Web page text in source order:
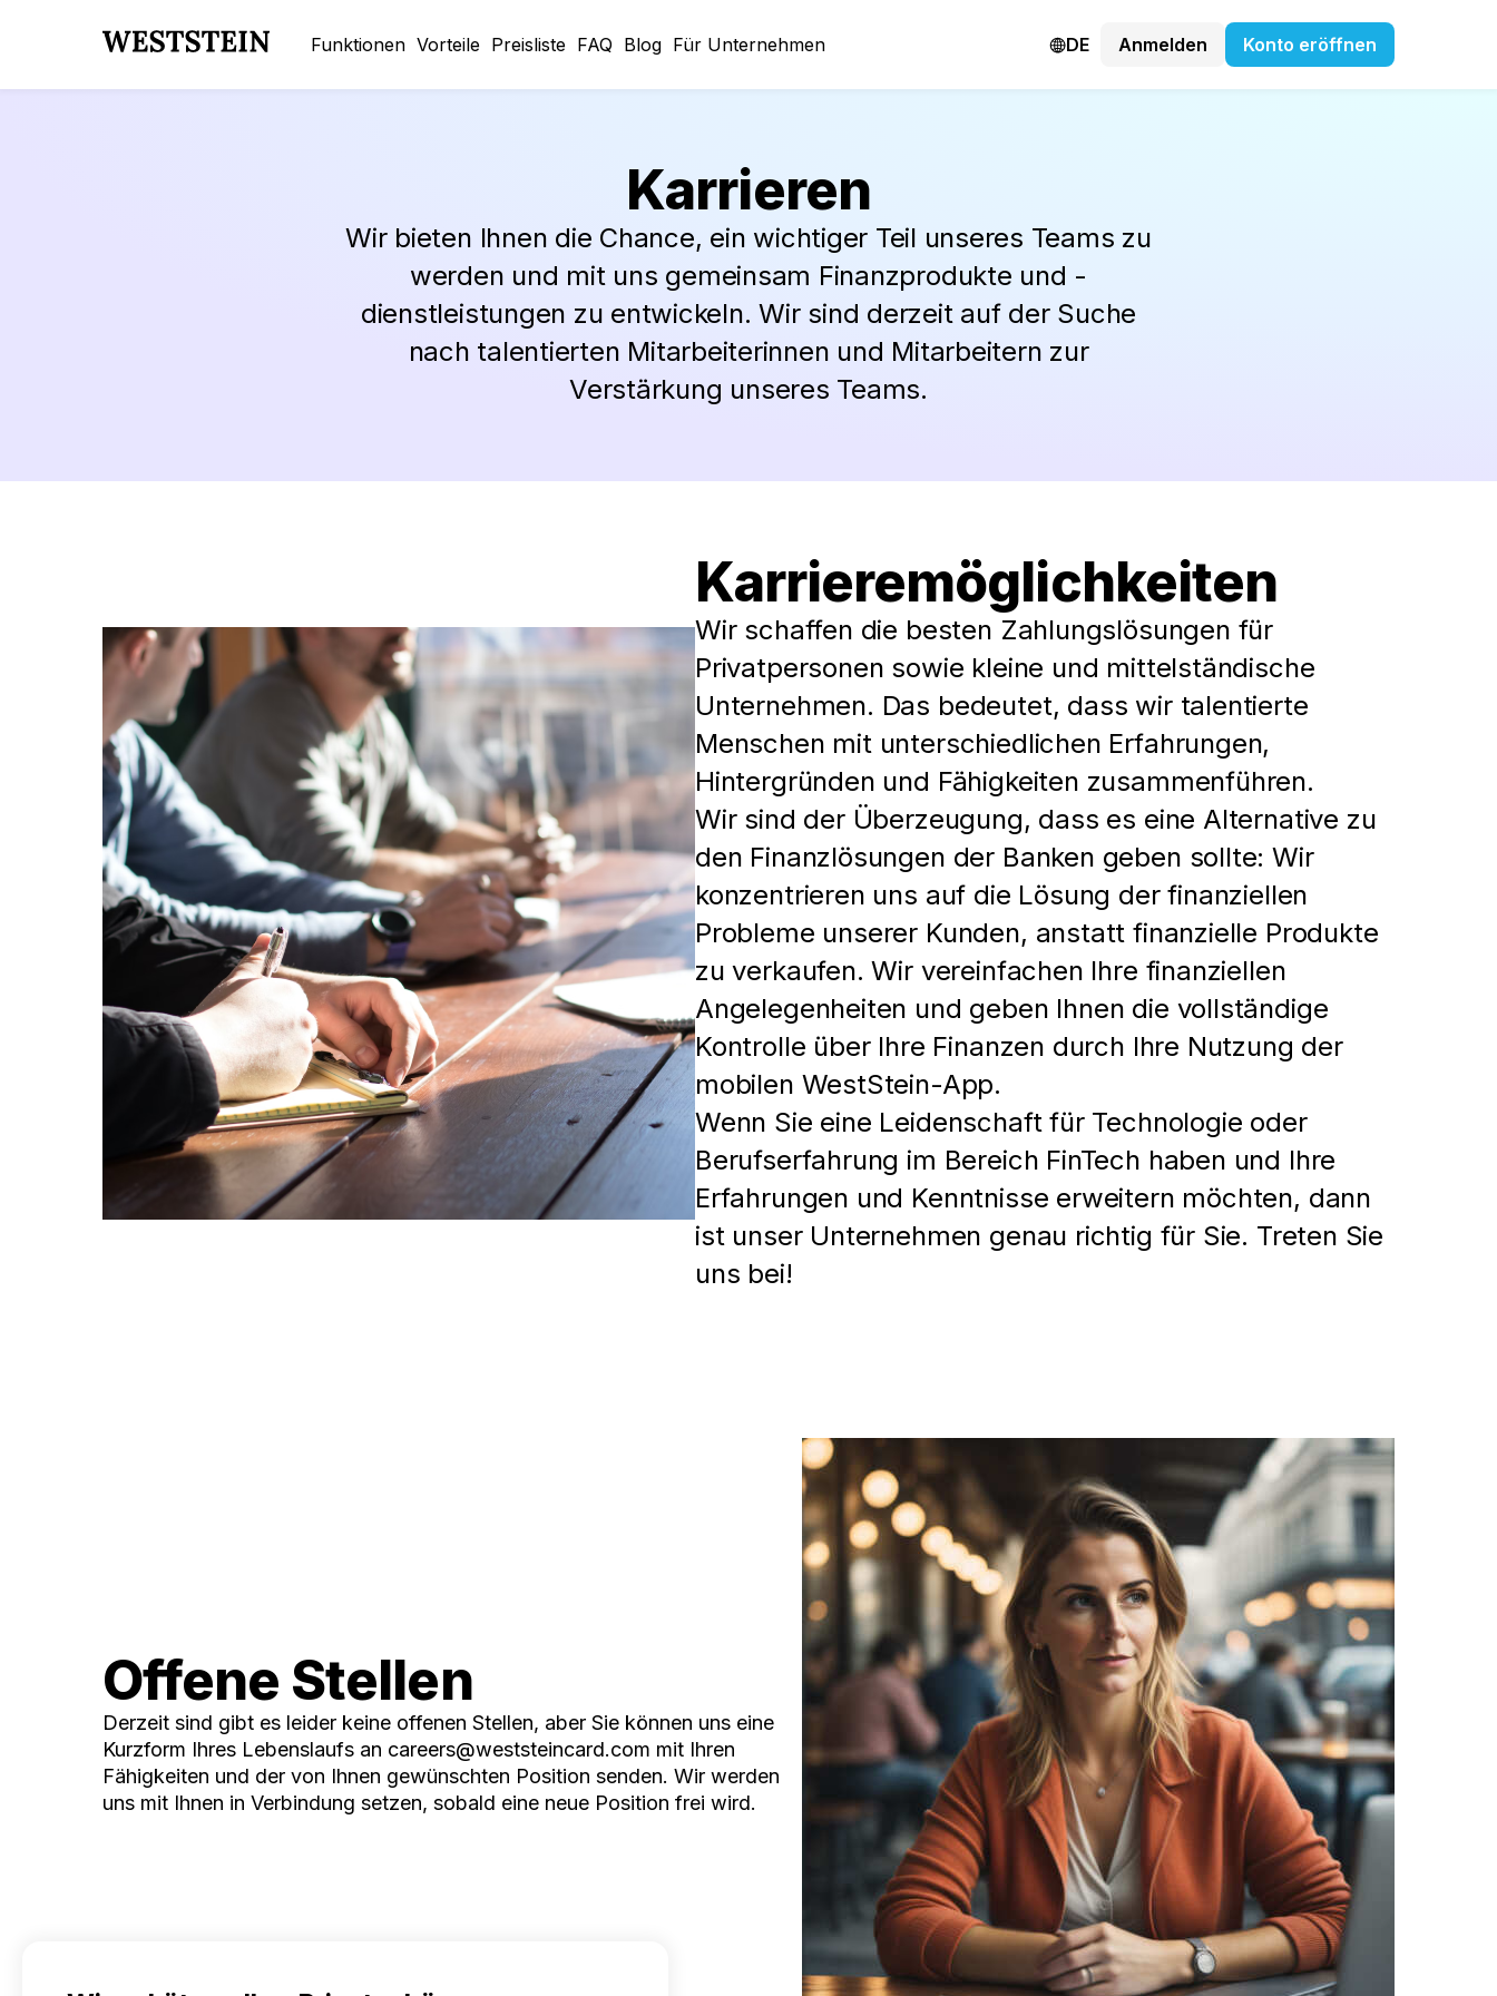
Funktionen Vorteile Preisliste FAQ Blog Für Unternehmen DE Anmelden Konto eröffnen
Karrieren
Wir bieten Ihnen die Chance, ein wichtiger Teil unseres Teams zu
werden und mit uns gemeinsam Finanzprodukte und -
dienstleistungen zu entwickeln. Wir sind derzeit auf der Suche
nach talentierten Mitarbeiterinnen und Mitarbeitern zur
Verstärkung unseres Teams.
Karrieremöglichkeiten
Wir schaffen die besten Zahlungslösungen für
Privatpersonen sowie kleine und mittelständische
Unternehmen. Das bedeutet, dass wir talentierte
Menschen mit unterschiedlichen Erfahrungen,
Hintergründen und Fähigkeiten zusammenführen.
Wir sind der Überzeugung, dass es eine Alternative zu
den Finanzlösungen der Banken geben sollte: Wir
konzentrieren uns auf die Lösung der finanziellen
Probleme unserer Kunden, anstatt finanzielle Produkte
zu verkaufen. Wir vereinfachen Ihre finanziellen
Angelegenheiten und geben Ihnen die vollständige
Kontrolle über Ihre Finanzen durch Ihre Nutzung der
mobilen WestStein-App.
Wenn Sie eine Leidenschaft für Technologie oder
Berufserfahrung im Bereich FinTech haben und Ihre
Erfahrungen und Kenntnisse erweitern möchten, dann
ist unser Unternehmen genau richtig für Sie. Treten Sie
uns bei!
Offene Stellen
Derzeit sind gibt es leider keine offenen Stellen, aber Sie können uns eine
Kurzform Ihres Lebenslaufs an careers@weststeincard.com mit Ihren
Fähigkeiten und der von Ihnen gewünschten Position senden. Wir werden
uns mit Ihnen in Verbindung setzen, sobald eine neue Position frei wird.